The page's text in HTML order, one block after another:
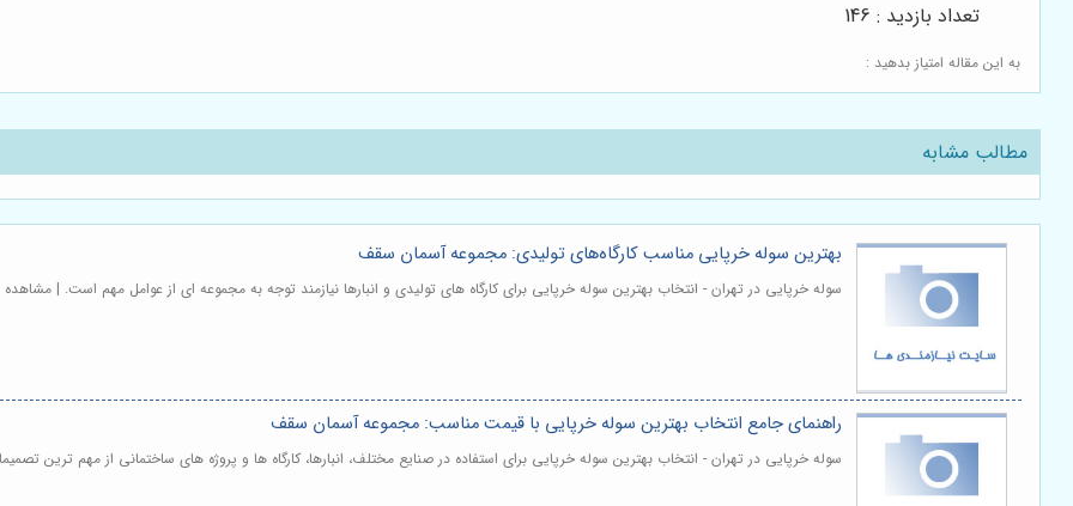
به این مقاله امتیاز بدهید :
تعداد بازدید : 146
مطالب مشابه
بهترین سوله خرپایی مناسب کارگاه‌های تولیدی: مجموعه آسمان سقف
سوله خرپایی در تهران - انتخاب بهترین سوله خرپایی برای کارگاه های تولیدی و انبارها نیازمند توجه به مجموعه ای از عوامل مهم است. |
راهنمای جامع انتخاب بهترین سوله خرپایی با قیمت مناسب: مجموعه آسمان سقف
سوله خرپایی در تهران - انتخاب بهترین سوله خرپایی برای استفاده در صنایع مختلف، انبارها، کارگاه ها و پروژه های ساختمانی از مهم ترین